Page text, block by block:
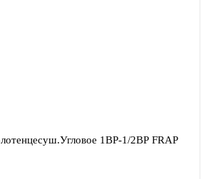
1ВР-1/2ВР FRAP